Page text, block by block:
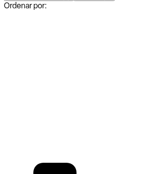
Ordenar por: